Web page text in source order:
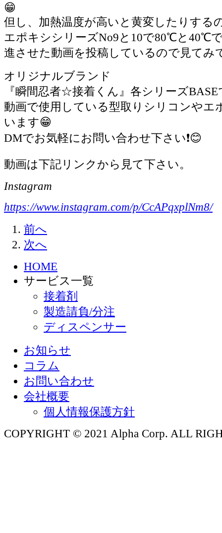
😁
但し、加熱温度が高いと黄変したりする
エポキシシリーズNo9と10で80℃と40℃
進させた動画を投稿しているので見てみ
オリジナルブランド
『瞬間忍者☆接着くん』各シリーズBASE
動画で使用している型取りシリコンやエ
います😁
DMでお気軽にお問い合わせ下さい❗️😊
動画は下記リンクから見て下さい。
Instagram
https://www.instagram.com/p/CcAPqxplNm8/
前へ
次へ
HOME
サービス一覧
接着剤
製造請負/分注
ディスペンサー
お知らせ
コラム
お問い合わせ
会社概要
個人情報保護方針
COPYRIGHT © 2021 Alpha Corp. ALL